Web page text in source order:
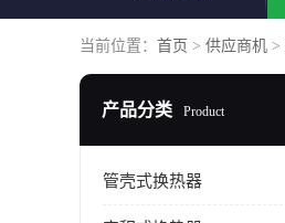
当前位置： 首页 > 供应商机 >
产品分类 Product
管壳式换热器